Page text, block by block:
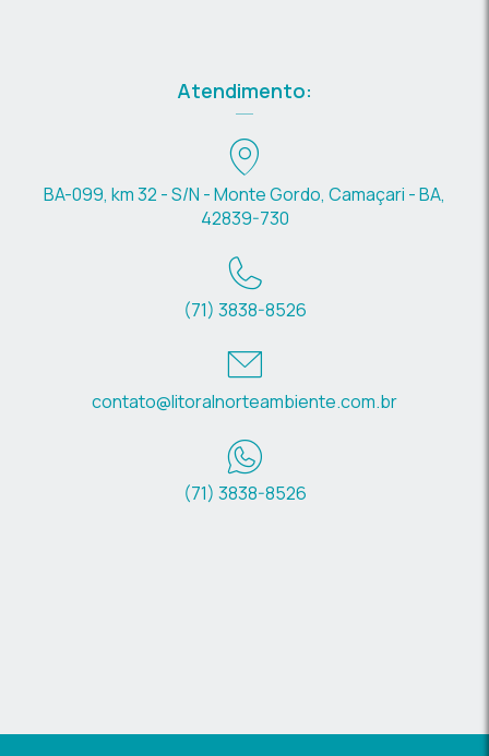
Atendimento:
BA-099, km 32 - S/N - Monte Gordo, Camaçari - BA,
42839-730
(71) 3838-8526
contato@litoralnorteambiente.com.br
(71) 3838-8526